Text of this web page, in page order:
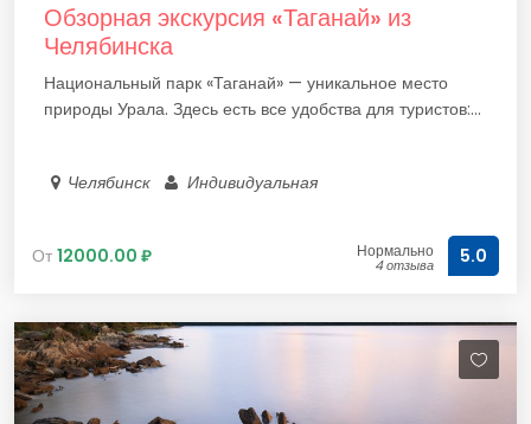
Обзорная экскурсия «Таганай» из
Челябинска
Национальный парк «Таганай» — уникальное место
природы Урала. Здесь есть все удобства для туристов:...
Челябинск Индивидуальная
От 12000.00 ₽ Нормально
4 отзыва 5.0